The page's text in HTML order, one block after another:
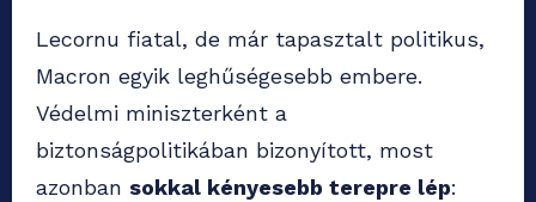
Lecornu fiatal, de már tapasztalt politikus,
Macron egyik leghűségesebb embere.
Védelmi miniszterként a
biztonságpolitikában bizonyított, most
azonban sokkal kényesebb terepre lép: